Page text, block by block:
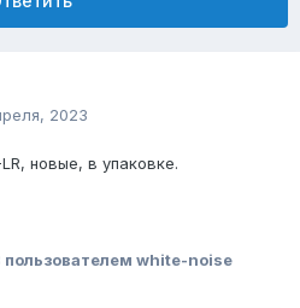
2023
новые, в упаковке.
пользователем white-noise